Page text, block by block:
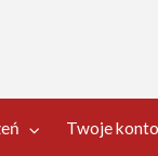
Twoje konto